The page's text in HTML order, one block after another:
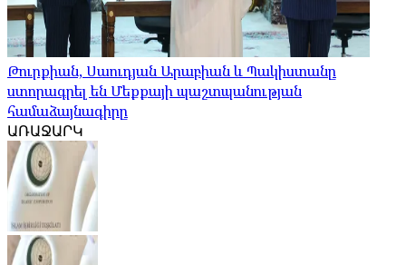
Թուրքիան, Սաուդյան Արաբիան և Պակիստանը
ստորագրել են Մեքքայի պաշտպանության
համաձայնագիրը
ԱՌԱՋԱՐԿ